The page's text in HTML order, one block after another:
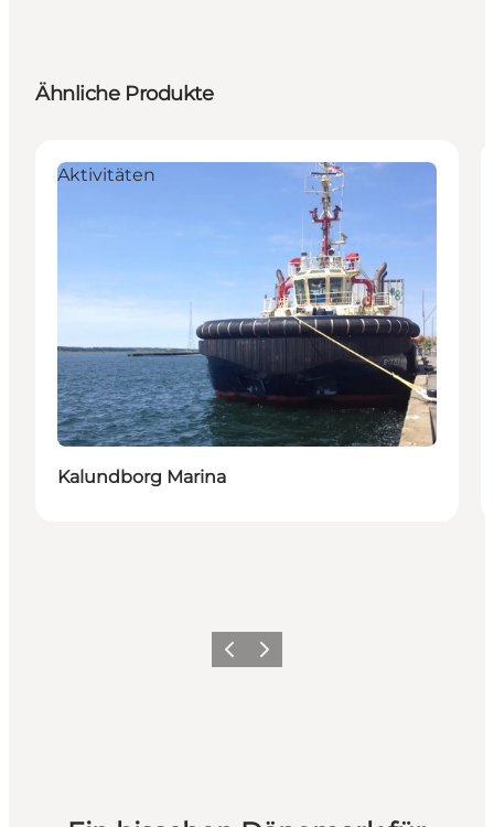
Ähnliche Produkte
Aktivitäten
Kalundborg Marina
ZurückWeiter